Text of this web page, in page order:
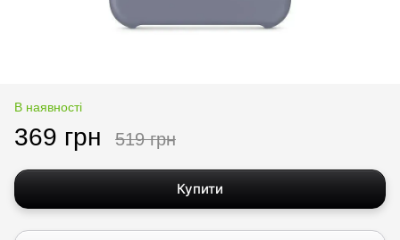
В наявності
369 грн 519 грн
Купити